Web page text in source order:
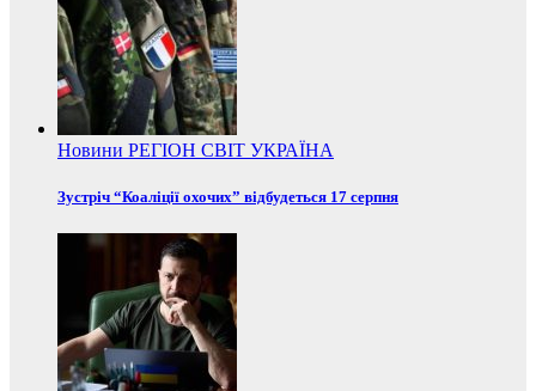
Новини РЕГІОН СВІТ УКРАЇНА
Зустріч “Коаліції охочих” відбудеться 17 серпня